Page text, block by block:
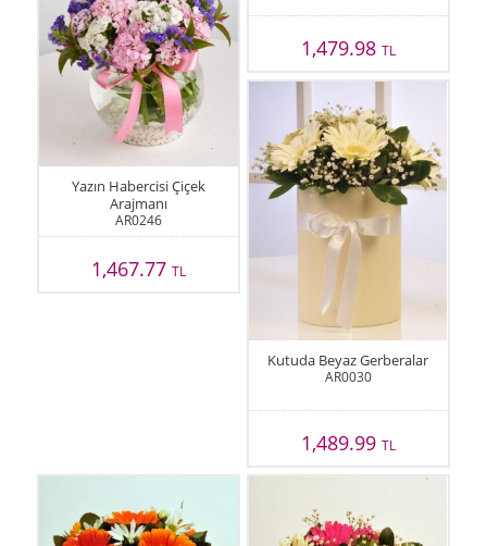
Yazın Habercisi Çiçek
Arajmanı
AR0246
1,467.77TL
1,479.98 TL
Kutuda Beyaz Gerberalar
AR0030
1,489.99 TL